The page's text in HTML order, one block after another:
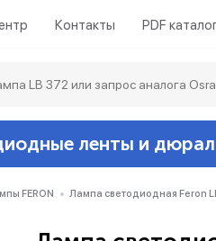
Контакты PDF
ленты и
FERON Лампа светодиодная Feron